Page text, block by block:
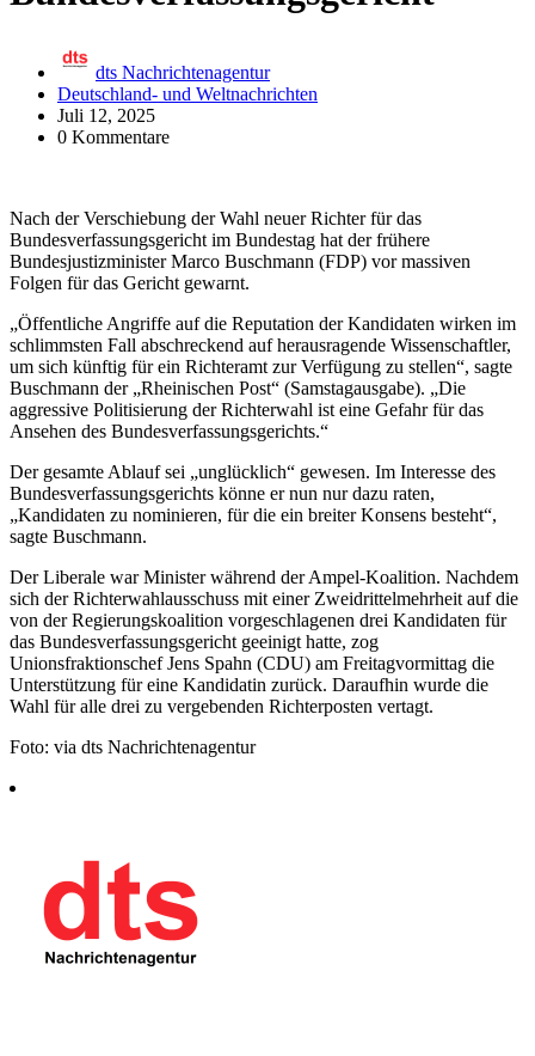
dts Nachrichtenagentur
Deutschland- und Weltnachrichten
Juli 12, 2025
0 Kommentare
Nach der Verschiebung der Wahl neuer Richter für das
Bundesverfassungsgericht im Bundestag hat der frühere
Bundesjustizminister Marco Buschmann (FDP) vor massiven
Folgen für das Gericht gewarnt.
„Öffentliche Angriffe auf die Reputation der Kandidaten wirken im
schlimmsten Fall abschreckend auf herausragende Wissenschaftler,
um sich künftig für ein Richteramt zur Verfügung zu stellen“, sagte
Buschmann der „Rheinischen Post“ (Samstagausgabe). „Die
aggressive Politisierung der Richterwahl ist eine Gefahr für das
Ansehen des Bundesverfassungsgerichts.“
Der gesamte Ablauf sei „unglücklich“ gewesen. Im Interesse des
Bundesverfassungsgerichts könne er nun nur dazu raten,
„Kandidaten zu nominieren, für die ein breiter Konsens besteht“,
sagte Buschmann.
Der Liberale war Minister während der Ampel-Koalition. Nachdem
sich der Richterwahlausschuss mit einer Zweidrittelmehrheit auf die
von der Regierungskoalition vorgeschlagenen drei Kandidaten für
das Bundesverfassungsgericht geeinigt hatte, zog
Unionsfraktionschef Jens Spahn (CDU) am Freitagvormittag die
Unterstützung für eine Kandidatin zurück. Daraufhin wurde die
Wahl für alle drei zu vergebenden Richterposten vertagt.
Foto: via dts Nachrichtenagentur